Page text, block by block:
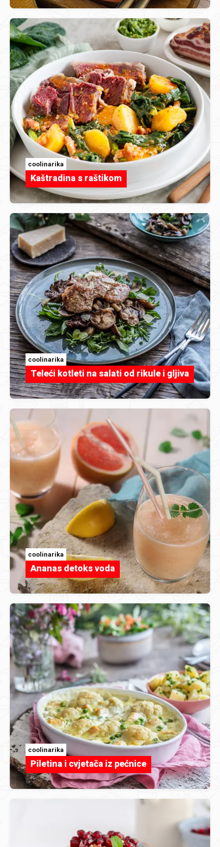
coolinarika
Kaštradina s raštikom
coolinarika
Teleći kotleti na salati od rikule i gljiva
coolinarika
Ananas detoks voda
coolinarika
Piletina i cvjetača iz pećnice